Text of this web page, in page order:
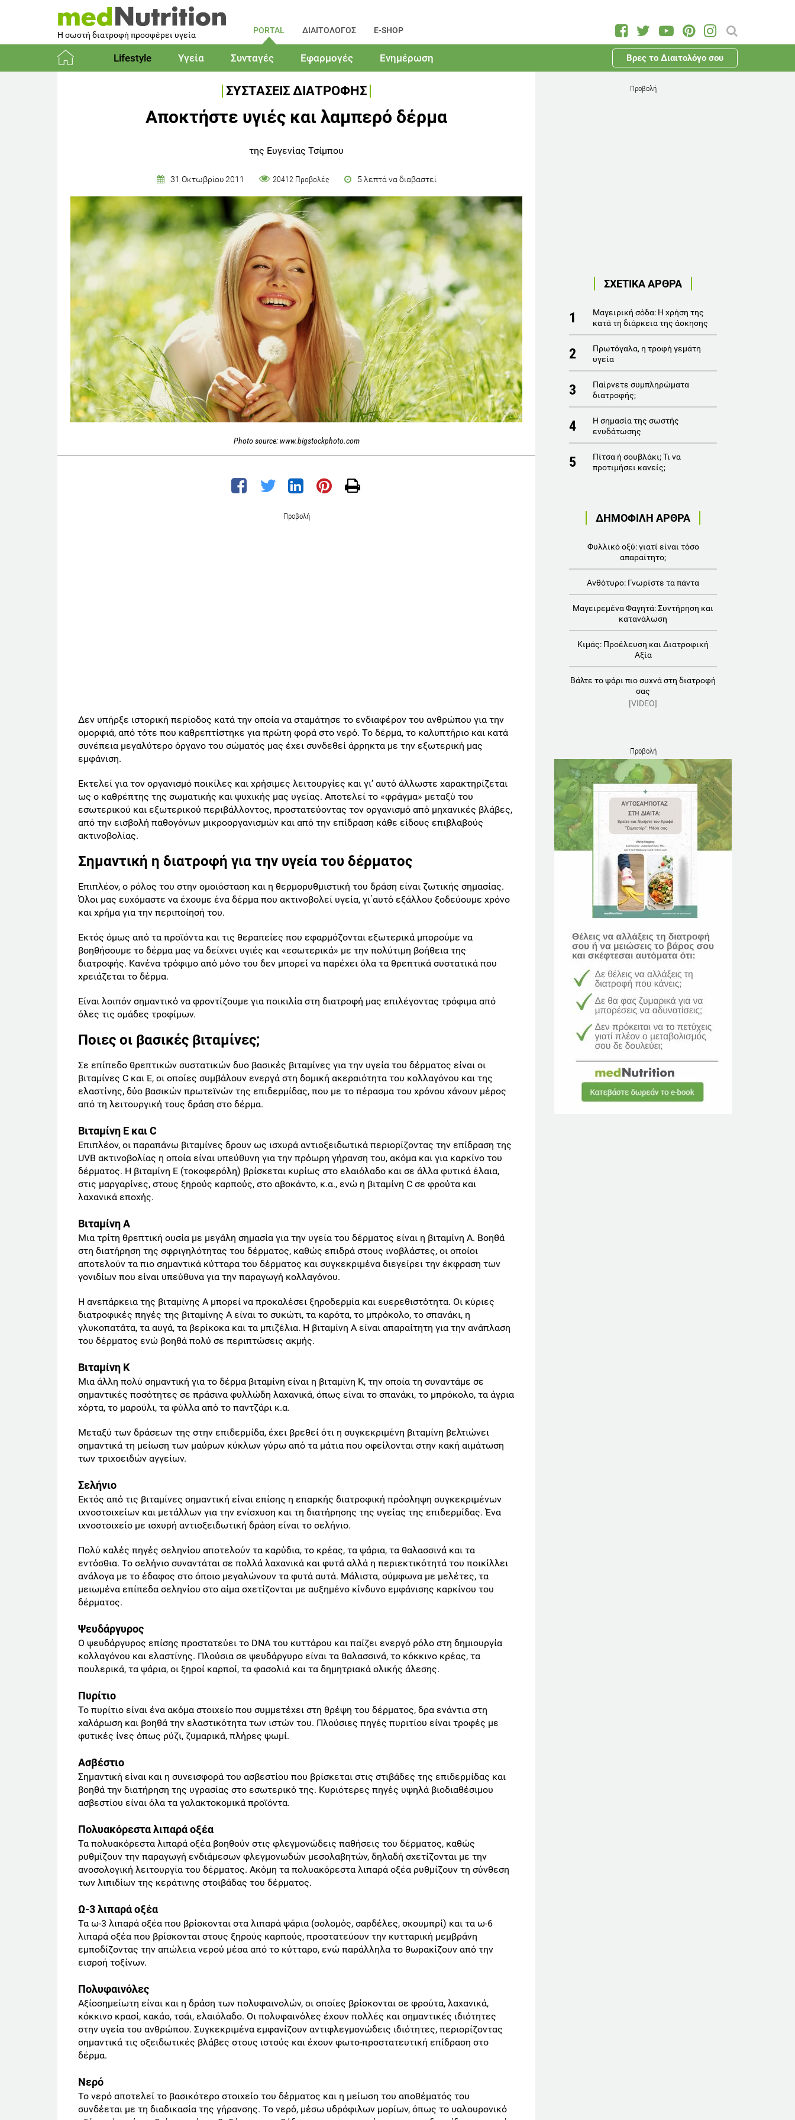
Η σωστή διατροφή προσφέρει υγεία PORTAL ΔΙΑΙΤΟΛΟΓΟΣ E-SHOP
Lifestyle Υγεία Συνταγές Εφαρμογές Ενημέρωση Βρες το Διαιτολόγο σου
ΣΥΣΤΑΣΕΙΣ ΔΙΑΤΡΟΦΗΣ
Αποκτήστε υγιές και λαμπερό δέρμα
της Ευγενίας Τσίμπου
31 Οκτωβρίου 2011 20412 Προβολές 5 λεπτά να διαβαστεί
Photo source: www.bigstockphoto.com
Προβολή
Δεν υπήρξε ιστορική περίοδος κατά την οποία να σταμάτησε το ενδιαφέρον του ανθρώπου για την
ομορφιά, από τότε που καθρεπτίστηκε για πρώτη φορά στο νερό. Το δέρμα, το καλυπτήριο και κατά
συνέπεια μεγαλύτερο όργανο του σώματός μας έχει συνδεθεί άρρηκτα με την εξωτερική μας
εμφάνιση.
Εκτελεί για τον οργανισμό ποικίλες και χρήσιμες λειτουργίες και γι’ αυτό άλλωστε χαρακτηρίζεται
ως ο καθρέπτης της σωματικής και ψυχικής μας υγείας. Αποτελεί το «φράγμα» μεταξύ του
εσωτερικού και εξωτερικού περιβάλλοντος, προστατεύοντας τον οργανισμό από μηχανικές βλάβες,
από την εισβολή παθογόνων μικροοργανισμών και από την επίδραση κάθε είδους επιβλαβούς
ακτινοβολίας.
Σημαντική η διατροφή για την υγεία του δέρματος
Επιπλέον, ο ρόλος του στην ομοιόσταση και η θερμορυθμιστική του δράση είναι ζωτικής σημασίας.
Όλοι μας ευχόμαστε να έχουμε ένα δέρμα που ακτινοβολεί υγεία, γι΄αυτό εξάλλου ξοδεύουμε χρόνο
και χρήμα για την περιποίησή του.
Εκτός όμως από τα προϊόντα και τις θεραπείες που εφαρμόζονται εξωτερικά μπορούμε να
βοηθήσουμε το δέρμα μας να δείχνει υγιές και «εσωτερικά» με την πολύτιμη βοήθεια της
διατροφής. Κανένα τρόφιμο από μόνο του δεν μπορεί να παρέχει όλα τα θρεπτικά συστατικά που
χρειάζεται το δέρμα.
Είναι λοιπόν σημαντικό να φροντίζουμε για ποικιλία στη διατροφή μας επιλέγοντας τρόφιμα από
όλες τις ομάδες τροφίμων.
Ποιες οι βασικές βιταμίνες;
Σε επίπεδο θρεπτικών συστατικών δυο βασικές βιταμίνες για την υγεία του δέρματος είναι oι
βιταμίνες C και E, οι οποίες συμβάλουν ενεργά στη δομική ακεραιότητα του κολλαγόνου και της
ελαστίνης, δύο βασικών πρωτεϊνών της επιδερμίδας, που με το πέρασμα του χρόνου χάνουν μέρος
από τη λειτουργική τους δράση στο δέρμα.
Βιταμίνη Ε και C
Επιπλέον, οι παραπάνω βιταμίνες δρουν ως ισχυρά αντιοξειδωτικά περιορίζοντας την επίδραση της
UVB ακτινοβολίας η οποία είναι υπεύθυνη για την πρόωρη γήρανση του, ακόμα και για καρκίνο του
δέρματος. Η βιταμίνη Ε (τοκοφερόλη) βρίσκεται κυρίως στο ελαιόλαδο και σε άλλα φυτικά έλαια,
στις μαργαρίνες, στους ξηρούς καρπούς, στο αβοκάντο, κ.α., ενώ η βιταμίνη C σε φρούτα και
λαχανικά εποχής.
Βιταμίνη Α
Μια τρίτη θρεπτική ουσία με μεγάλη σημασία για την υγεία του δέρματος είναι η βιταμίνη Α. Βοηθά
στη διατήρηση της σφριγηλότητας του δέρματος, καθώς επιδρά στους ινοβλάστες, οι οποίοι
αποτελούν τα πιο σημαντικά κύτταρα του δέρματος και συγκεκριμένα διεγείρει την έκφραση των
γονιδίων που είναι υπεύθυνα για την παραγωγή κολλαγόνου.
Η ανεπάρκεια της βιταμίνης Α μπορεί να προκαλέσει ξηροδερμία και ευερεθιστότητα. Οι κύριες
διατροφικές πηγές της βιταμίνης Α είναι το συκώτι, τα καρότα, το μπρόκολο, το σπανάκι, η
γλυκοπατάτα, τα αυγά, τα βερίκοκα και τα μπιζέλια. Η βιταμίνη Α είναι απαραίτητη για την ανάπλαση
του δέρματος ενώ βοηθά πολύ σε περιπτώσεις ακμής.
Βιταμίνη Κ
Μια άλλη πολύ σημαντική για το δέρμα βιταμίνη είναι η βιταμίνη Κ, την οποία τη συναντάμε σε
σημαντικές ποσότητες σε πράσινα φυλλώδη λαχανικά, όπως είναι το σπανάκι, το μπρόκολο, τα άγρια
χόρτα, το μαρούλι, τα φύλλα από το παντζάρι κ.α.
Μεταξύ των δράσεων της στην επιδερμίδα, έχει βρεθεί ότι η συγκεκριμένη βιταμίνη βελτιώνει
σημαντικά τη μείωση των μαύρων κύκλων γύρω από τα μάτια που οφείλονται στην κακή αιμάτωση
των τριχοειδών αγγείων.
Σελήνιο
Εκτός από τις βιταμίνες σημαντική είναι επίσης η επαρκής διατροφική πρόσληψη συγκεκριμένων
ιχνοστοιχείων και μετάλλων για την ενίσχυση και τη διατήρησης της υγείας της επιδερμίδας. Ένα
ιχνοστοιχείο με ισχυρή αντιοξειδωτική δράση είναι το σελήνιο.
Πολύ καλές πηγές σεληνίου αποτελούν τα καρύδια, το κρέας, τα ψάρια, τα θαλασσινά και τα
εντόσθια. Το σελήνιο συναντάται σε πολλά λαχανικά και φυτά αλλά η περιεκτικότητά του ποικίλλει
ανάλογα με το έδαφος στο όποιο μεγαλώνουν τα φυτά αυτά. Μάλιστα, σύμφωνα με μελέτες, τα
μειωμένα επίπεδα σεληνίου στο αίμα σχετίζονται με αυξημένο κίνδυνο εμφάνισης καρκίνου του
δέρματος.
Ψευδάργυρος
Ο ψευδάργυρος επίσης προστατεύει το DNA του κυττάρου και παίζει ενεργό ρόλο στη δημιουργία
κολλαγόνου και ελαστίνης. Πλούσια σε ψευδάργυρο είναι τα θαλασσινά, το κόκκινο κρέας, τα
πουλερικά, τα ψάρια, οι ξηροί καρποί, τα φασολιά και τα δημητριακά ολικής άλεσης.
Πυρίτιο
Το πυρίτιο είναι ένα ακόμα στοιχείο που συμμετέχει στη θρέψη του δέρματος, δρα ενάντια στη
χαλάρωση και βοηθά την ελαστικότητα των ιστών του. Πλούσιες πηγές πυριτίου είναι τροφές με
φυτικές ίνες όπως ρύζι, ζυμαρικά, πλήρες ψωμί.
Ασβέστιο
Σημαντική είναι και η συνεισφορά του ασβεστίου που βρίσκεται στις στιβάδες της επιδερμίδας και
βοηθά την διατήρηση της υγρασίας στο εσωτερικό της. Κυριότερες πηγές υψηλά βιοδιαθέσιμου
ασβεστίου είναι όλα τα γαλακτοκομικά προϊόντα.
Πολυακόρεστα λιπαρά οξέα
Τα πολυακόρεστα λιπαρά οξέα βοηθούν στις φλεγμονώδεις παθήσεις του δέρματος, καθώς
ρυθμίζουν την παραγωγή ενδιάμεσων φλεγμονωδών μεσολαβητών, δηλαδή σχετίζονται με την
ανοσολογική λειτουργία του δέρματος. Ακόμη τα πολυακόρεστα λιπαρά οξέα ρυθμίζουν τη σύνθεση
των λιπιδίων της κεράτινης στοιβάδας του δέρματος.
Ω-3 λιπαρά οξέα
Τα ω-3 λιπαρά οξέα που βρίσκονται στα λιπαρά ψάρια (σολομός, σαρδέλες, σκουμπρί) και τα ω-6
λιπαρά οξέα που βρίσκονται στους ξηρούς καρπούς, προστατεύουν την κυτταρική μεμβράνη
εμποδίζοντας την απώλεια νερού μέσα από το κύτταρο, ενώ παράλληλα το θωρακίζουν από την
εισροή τοξίνων.
Πολυφαινόλες
Αξίοσημείωτη είναι και η δράση των πολυφαινολών, οι οποίες βρίσκονται σε φρούτα, λαχανικά,
κόκκινο κρασί, κακάο, τσάι, ελαιόλαδο. Οι πολυφαινόλες έχουν πολλές και σημαντικές ιδιότητες
στην υγεία του ανθρώπου. Συγκεκριμένα εμφανίζουν αντιφλεγμονώδεις ιδιότητες, περιορίζοντας
σημαντικά τις οξειδωτικές βλάβες στους ιστούς και έχουν φωτο-προστατευτική επίδραση στο
δέρμα.
Νερό
Το νερό αποτελεί το βασικότερο στοιχείο του δέρματος και η μείωση του αποθέματός του
συνδέεται με τη διαδικασία της γήρανσης. Το νερό, μέσω υδρόφιλων μορίων, όπως το υαλουρονικό
Προβολή
ΣΧΕΤΙΚΑ ΑΡΘΡΑ
1
Μαγειρική σόδα: Η χρήση της
κατά τη διάρκεια της άσκησης
2
Πρωτόγαλα, η τροφή γεμάτη
υγεία
3
Παίρνετε συμπληρώματα
διατροφής;
4
Η σημασία της σωστής
ενυδάτωσης
5
Πίτσα ή σουβλάκι; Τι να
προτιμήσει κανείς;
ΔΗΜΟΦΙΛΗ ΑΡΘΡΑ
Φυλλικό οξύ: γιατί είναι τόσο
απαραίτητο;
Ανθότυρο: Γνωρίστε τα πάντα
Μαγειρεμένα Φαγητά: Συντήρηση και
κατανάλωση
Κιμάς: Προέλευση και Διατροφική
Αξία
Βάλτε το ψάρι πιο συχνά στη διατροφή
σας
[VIDEO]
Προβολή